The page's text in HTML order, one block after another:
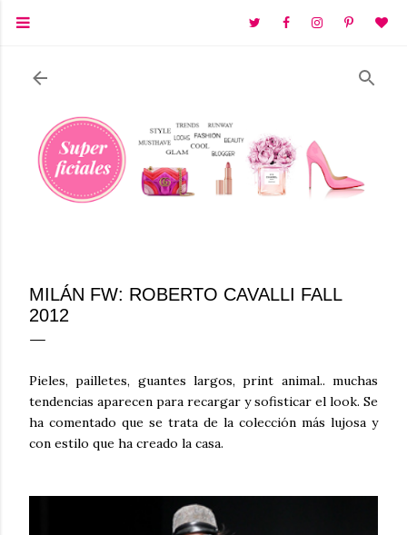
Ir al contenido principal
MILÁN FW: ROBERTO CAVALLI FALL
2012
Pieles, pailletes, guantes largos, print animal.. muchas
tendencias aparecen para recargar y sofisticar el look. Se
ha comentado que se trata de la colección más lujosa y
con estilo que ha creado la casa.